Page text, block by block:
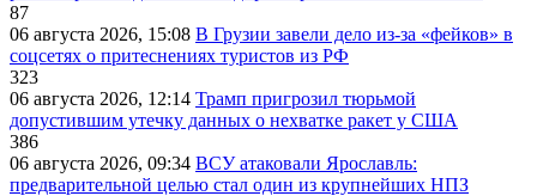
87
06 августа 2026, 15:08 В Грузии завели дело из-за «фейков» в
соцсетях о притеснениях туристов из РФ
323
06 августа 2026, 12:14 Трамп пригрозил тюрьмой
допустившим утечку данных о нехватке ракет у США
386
06 августа 2026, 09:34 ВСУ атаковали Ярославль:
предварительной целью стал один из крупнейших НПЗ